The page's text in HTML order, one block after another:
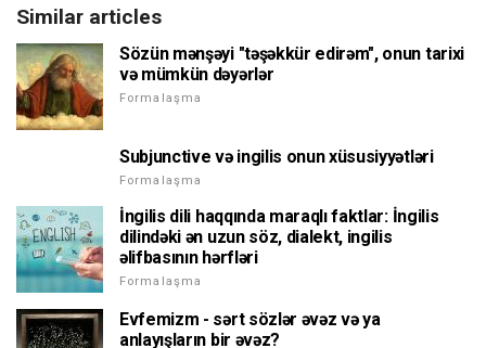
Similar articles
Sözün mənşəyi "təşəkkür edirəm", onun tarixi
və mümkün dəyərlər
Formalaşma
Subjunctive və ingilis onun xüsusiyyətləri
Formalaşma
İngilis dili haqqında maraqlı faktlar: İngilis
dilindəki ən uzun söz, dialekt, ingilis
əlifbasının hərfləri
Formalaşma
Evfemizm - sərt sözlər əvəz və ya
anlayışların bir əvəz?